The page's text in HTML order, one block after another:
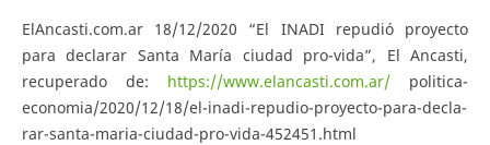
ElAncasti.com.ar 18/12/2020 “El INADI repudió proyecto
para declarar Santa María ciudad pro-vida”, El Ancasti,
recuperado de: https://www.elancasti.com.ar/ politica-
economia/2020/12/18/el-inadi-repudio-proyecto-para-decla-
rar-santa-maria-ciudad-pro-vida-452451.html